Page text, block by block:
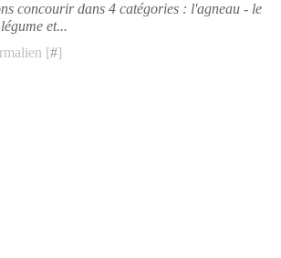
concourir dans 4 catégories : l'agneau - le
et...
[#]